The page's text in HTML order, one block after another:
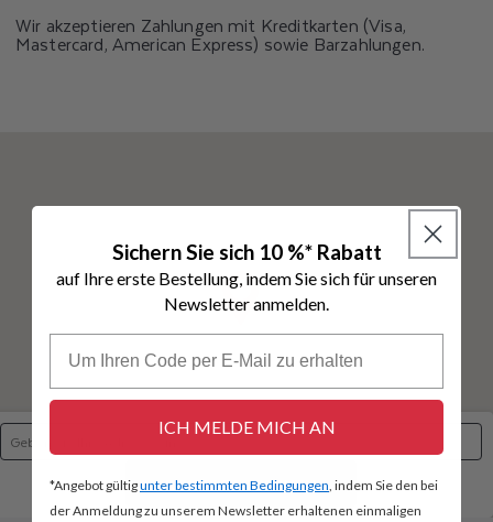
Wir akzeptieren Zahlungen mit Kreditkarten (Visa,
Mastercard, American Express) sowie Barzahlungen.
ROUTE BERECHNEN
Sichern Sie sich 10 %* Rabatt
auf Ihre erste Bestellung, indem Sie sich für unseren
Newsletter anmelden.
ICH MELDE MICH AN
*Angebot gültigunter bestimmten Bedingungen, indem Sie den bei
der Anmeldung zu unserem Newsletter erhaltenen einmaligen